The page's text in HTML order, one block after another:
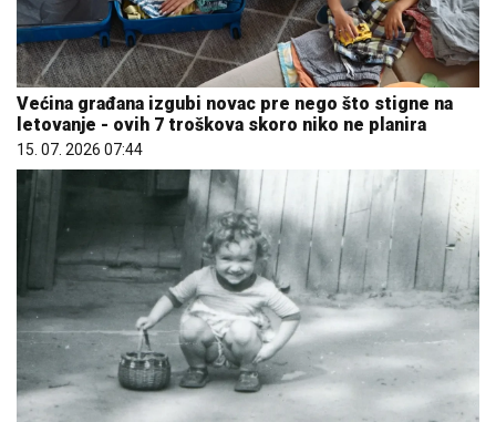
Većina građana izgubi novac pre nego što stigne na
letovanje - ovih 7 troškova skoro niko ne planira
15. 07. 2026 07:44